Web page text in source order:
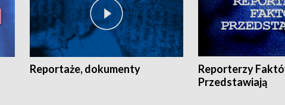
Reportaże, dokumenty
Reporterzy
Przedstawiają